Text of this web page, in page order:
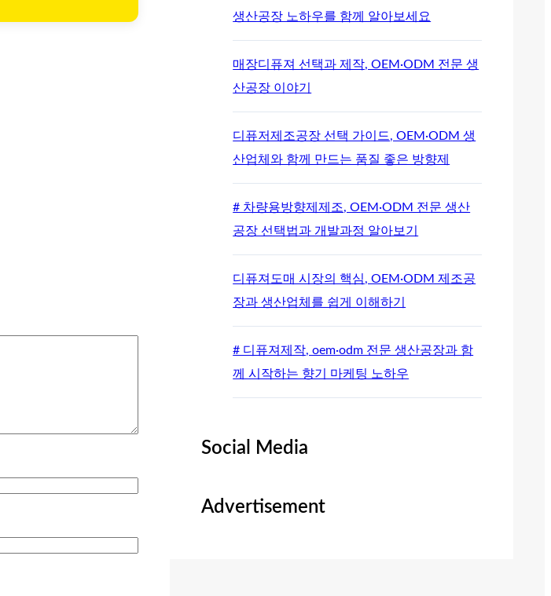
생산공장 노하우를 함께 알아보세요
매장디퓨져 선택과 제작, OEM·ODM 전문 생
산공장 이야기
디퓨저제조공장 선택 가이드, OEM·ODM 생
산업체와 함께 만드는 품질 좋은 방향제
# 차량용방향제제조, OEM·ODM 전문 생산
공장 선택법과 개발과정 알아보기
디퓨져도매 시장의 핵심, OEM·ODM 제조공
장과 생산업체를 쉽게 이해하기
# 디퓨져제작, oem·odm 전문 생산공장과 함
께 시작하는 향기 마케팅 노하우
Social Media
Advertisement